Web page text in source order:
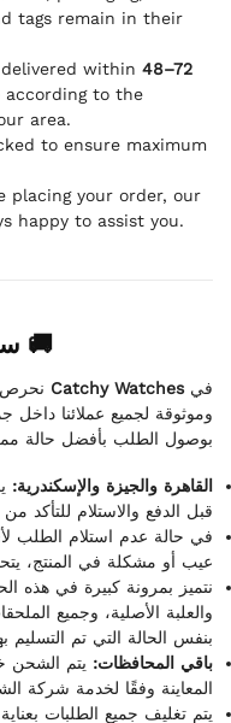
tags remain in their
within 48–72
to the
area.
to ensure maximum
placing your order, our
happy to assist you.
🚚
فيCatchy Watches نحرص
وموثوقة لجميع عملائنا داخل
بوصول الطلب بأفضل حالة
القاهرة والجيزة والإسكندرية:
قبل الدفع والاستلام للتأكد
في حالة عدم استلام الطلب
عيب أو مشكلة في المنتج،
نتميز بمرونة كبيرة في هذه
والعلبة الأصلية، وجميع
بنفس الحالة التي تم التسليم
باقي المحافظات: يتم الشحن
المعاينة وفقًا لخدمة شركة
يتم تغليف جميع الطلبات